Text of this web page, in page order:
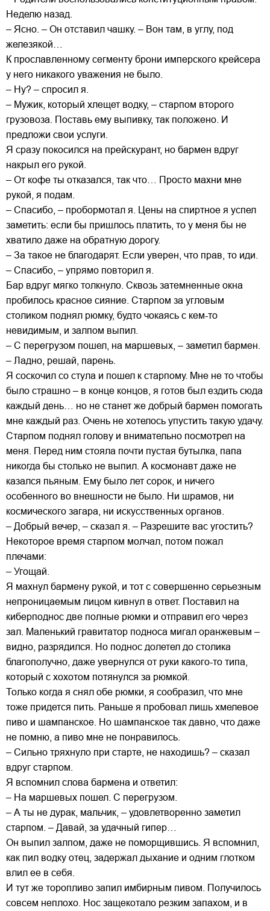
Неделю назад.
– Ясно. – Он отставил чашку. – Вон там, в углу, под
железякой…
К прославленному сегменту брони имперского крейсера
у него никакого уважения не было.
– Ну? – спросил я.
– Мужик, который хлещет водку, – старпом второго
грузовоза. Поставь ему выпивку, так положено. И
предложи свои услуги.
Я сразу покосился на прейскурант, но бармен вдруг
накрыл его рукой.
– От кофе ты отказался, так что… Просто махни мне
рукой, я подам.
– Спасибо, – пробормотал я. Цены на спиртное я успел
заметить: если бы пришлось платить, то у меня бы не
хватило даже на обратную дорогу.
– За такое не благодарят. Если уверен, что прав, то иди.
– Спасибо, – упрямо повторил я.
Бар вдруг мягко толкнуло. Сквозь затемненные окна
пробилось красное сияние. Старпом за угловым
столиком поднял рюмку, будто чокаясь с кем-то
невидимым, и залпом выпил.
– С перегрузом пошел, на маршевых, – заметил бармен.
– Ладно, решай, парень.
Я соскочил со стула и пошел к старпому. Мне не то чтобы
было страшно – в конце концов, я готов был ездить сюда
каждый день… но не станет же добрый бармен помогать
мне каждый раз. Очень не хотелось упустить такую удачу.
Старпом поднял голову и внимательно посмотрел на
меня. Перед ним стояла почти пустая бутылка, папа
никогда бы столько не выпил. А космонавт даже не
казался пьяным. Ему было лет сорок, и ничего
особенного во внешности не было. Ни шрамов, ни
космического загара, ни искусственных органов.
– Добрый вечер, – сказал я. – Разрешите вас угостить?
Некоторое время старпом молчал, потом пожал
плечами:
– Угощай.
Я махнул бармену рукой, и тот с совершенно серьезным
непроницаемым лицом кивнул в ответ. Поставил на
киберподнос две полные рюмки и отправил его через
зал. Маленький гравитатор подноса мигал оранжевым –
видно, разрядился. Но поднос долетел до столика
благополучно, даже увернулся от руки какого-то типа,
который с хохотом потянулся за рюмкой.
Только когда я снял обе рюмки, я сообразил, что мне
тоже придется пить. Раньше я пробовал лишь хмелевое
пиво и шампанское. Но шампанское так давно, что даже
не помню, а пиво мне не понравилось.
– Сильно тряхнуло при старте, не находишь? – сказал
вдруг старпом.
Я вспомнил слова бармена и ответил:
– На маршевых пошел. С перегрузом.
– А ты не дурак, мальчик, – удовлетворенно заметил
старпом. – Давай, за удачный гипер…
Он выпил залпом, даже не поморщившись. Я вспомнил,
как пил водку отец, задержал дыхание и одним глотком
влил ее в себя.
И тут же торопливо запил имбирным пивом. Получилось
совсем неплохо. Нос защекотало резким запахом, и в